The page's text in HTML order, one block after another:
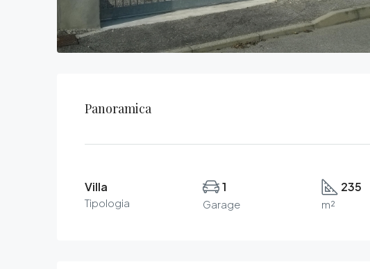
Panoramica
Villa
Tipologia
1
Garage
235
m²